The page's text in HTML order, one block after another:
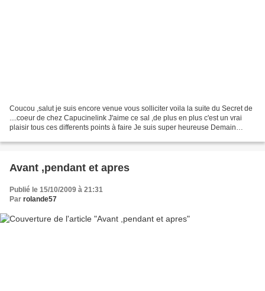
Coucou ,salut je suis encore venue vous solliciter voila la suite du Secret de
....coeur de chez Capucinelink J'aime ce sal ,de plus en plus c'est un vrai
plaisir tous ces differents points à faire Je suis super heureuse Demain
Avant ,pendant et apres
Publié le 15/10/2009 à 21:31
Par rolande57